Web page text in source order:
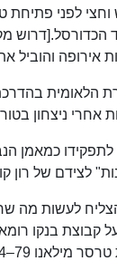
וחצי לפני פתיחת
אירופה והוביל
אחרי ניצחון
לתפקידו כמאמן
לצידם של רון
לעשות מה